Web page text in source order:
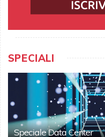
SPECIALI
Speciale Data Center